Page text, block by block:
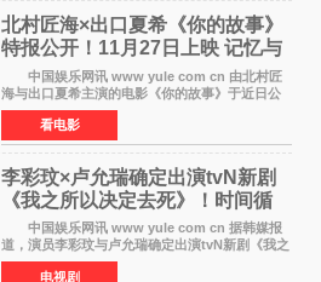
北村匠海×出口夏希《你的故事》
特报公开！11月27日上映 记忆与
初恋的奇幻交织
中国娱乐网讯 www yule com cn 由北村匠
海与出口夏希主演的电影《你的故事》于近日公
开特报影像，正式定档11月27日上映。 本片
改编自三秋缒同名小说，编剧由曾执笔《孤独摇
滚！》的吉田惠
看电影
李彩玟×卢允瑞确定出演tvN新剧
《我之所以决定去死》！时间循
环青春爱情来袭
中国娱乐网讯 www yule com cn 据韩媒报
道，演员李彩玟与卢允瑞确定出演tvN新剧《我之
所以决定去死》，分别担任男女主角。该剧预计
将于明年播出，引发观众期待。 本剧改编自
电视剧